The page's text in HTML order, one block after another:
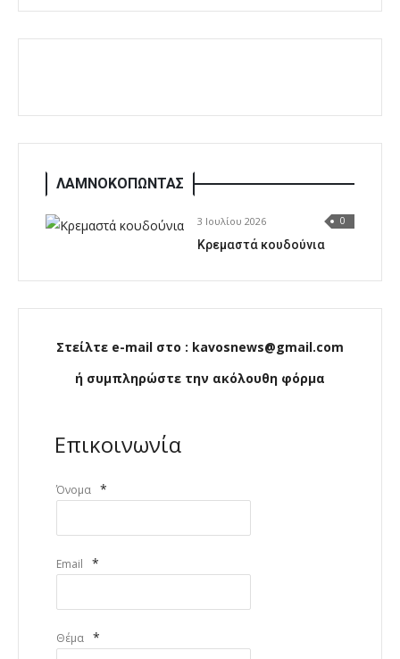
ΛΑΜΝΟΚΟΠΩΝΤΑΣ
3 Ιουλίου 2026 0
Κρεμαστά κουδούνια
Στείλτε e-mail στο : kavosnews@gmail.com
ή συμπληρώστε την ακόλουθη φόρμα
Επικοινωνία
Όνομα *
Email *
Θέμα *